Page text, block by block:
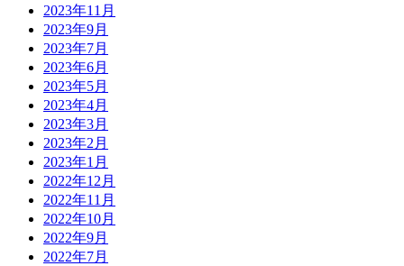
2023年11月
2023年9月
2023年7月
2023年6月
2023年5月
2023年4月
2023年3月
2023年2月
2023年1月
2022年12月
2022年11月
2022年10月
2022年9月
2022年7月